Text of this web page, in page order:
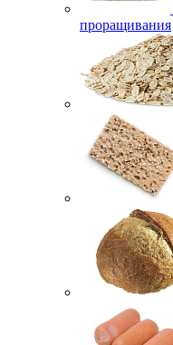
проращивания